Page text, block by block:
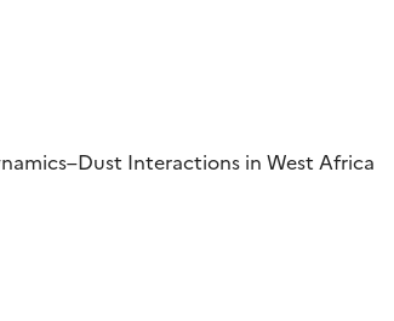
Interactions in West Africa